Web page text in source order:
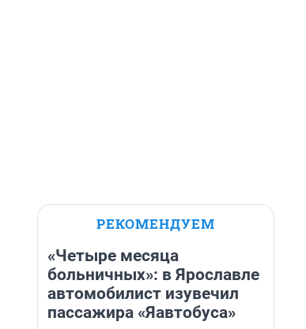
РЕКОМЕНДУЕМ
«Четыре месяца
больничных»: в Ярославле
автомобилист изувечил
пассажира «Яавтобуса»